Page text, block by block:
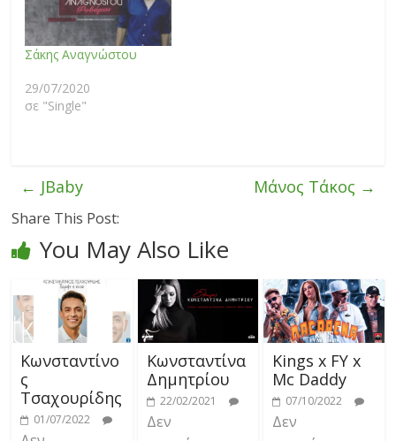
Σάκης Αναγνώστου
29/07/2020
σε "Single"
← JBaby Μάνος Τάκος →
Share This Post:
You May Also Like
Κωνσταντίνο
ς
Τσαχουρίδης
01/07/2022
Κωνσταντίνα
Δημητρίου
22/02/2021
Δεν
Kings x FY x
Mc Daddy
07/10/2022
Δεν